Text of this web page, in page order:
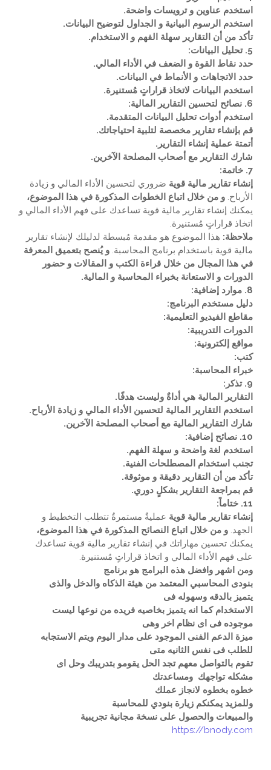
استخدم عناوين و ترويسات واضحة.
استخدم الرسوم البيانية و الجداول لتوضيح البيانات.
تأكد من أن التقارير سهلة الفهم و الاستخدام.
5. تحليل البيانات:
حدد نقاط القوة و الضعف في الأداء المالي.
حدد الاتجاهات و الأنماط في البيانات.
استخدم البيانات لاتخاذ قراراتٍ مُستنيرة.
6. نصائح لتحسين التقارير المالية:
استخدم أدوات تحليل البيانات المتقدمة.
قم بإنشاء تقارير مخصصة لتلبية احتياجاتك.
أتمتة عملية إنشاء التقارير.
شارك التقارير مع أصحاب المصلحة الآخرين.
7. خاتمة:
إنشاء تقارير مالية قوية ضروري لتحسين الأداء المالي و زيادة
الأرباح. و من خلال اتباع الخطوات المذكورة في هذا الموضوع،
يمكنك إنشاء تقارير مالية قوية تساعدك على فهم الأداء المالي و
اتخاذ قراراتٍ مُستنيرة.
ملاحظة: هذا الموضوع هو مقدمة مُبسطة لدليلك لإنشاء تقارير
مالية قوية باستخدام برنامج المحاسبة. و يُنصح بتعميق المعرفة
في هذا المجال من خلال قراءة الكتب و المقالات و حضور
الدورات و الاستعانة بخبراء المحاسبة و المالية.
8. موارد إضافية:
دليل مستخدم البرنامج:
مقاطع الفيديو التعليمية:
الدورات التدريبية:
مواقع إلكترونية:
كتب:
خبراء المحاسبة:
9. تذكر:
التقارير المالية هي أداةٌ وليست هدفًا.
استخدم التقارير المالية لتحسين الأداء المالي و زيادة الأرباح.
شارك التقارير المالية مع أصحاب المصلحة الآخرين.
10. نصائح إضافية:
استخدم لغة واضحة و سهلة الفهم.
تجنب استخدام المصطلحات الفنية.
تأكد من أن التقارير دقيقة و موثوقة.
قم بمراجعة التقارير بشكلٍ دوري.
11. ختاماً:
إنشاء تقارير مالية قوية عمليةٌ مستمرةٌ تتطلب التخطيط و
الجهد. و من خلال اتباع النصائح المذكورة في هذا الموضوع،
يمكنك تحسين مهاراتك في إنشاء تقارير مالية قوية تساعدك
على فهم الأداء المالي و اتخاذ قراراتٍ مُستنيرة.
ومن اشهر وافضل هذه البرامج هو برنامج
بنودى المحاسبي المعتمد من هيئة الذكاه والدخل والذى
يتميز بالدقه وسهوله فى
الاستخدام كما انه يتميز بخاصيه فريده من نوعها ليست
موجوده فى اى نظام اخر وهى
ميزة الدعم الفنى الموجود على مدار اليوم ويتم الاستجابه
للطلب فى نفس الثانيه متى
تقوم بالتواصل معهم تجد الحل يقومو بتدريبك وحل اى
مشكله تواجهك ومساعدتك
خطوه بخطوه لانجاز عملك
وللمزيد يمكنكم زيارة بنودي للمحاسبة
والمبيعات والحصول على نسخة مجانية تجريبية
https://bnody.com